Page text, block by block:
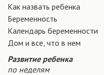
Как назвать ребенка
Беременность
Календарь беременности
Дом и все, что в нем
Развитие ребенка
по неделям